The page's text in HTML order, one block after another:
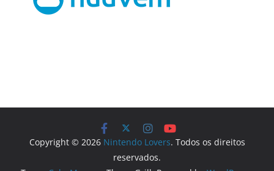
Copyright © 2026 Nintendo Lovers. Todos os direitos
reservados.